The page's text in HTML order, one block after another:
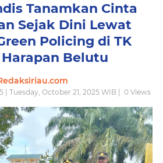
Tanamkan Cinta
Sejak Dini Lewat
Policing di TK
Belutu
| Tuesday, October 21, 2025 WIB | 0Views